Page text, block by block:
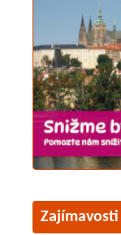
Zajímavosti